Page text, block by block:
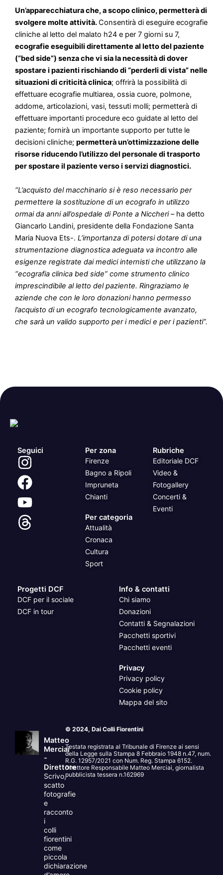
Un’apparecchiatura che, a scopo clinico, permetterà di
svolgere molte attività.Consentirà di eseguire ecografie
cliniche al letto del malato h24 e per 7 giorni su 7,
ecografie eseguibili direttamente al letto del paziente
(“bed side”) senza che vi sia la necessità di dover
spostare i pazienti rischiando di “perderli di vista” nelle
situazioni di criticità clinica; offrirà la possibilità di
effettuare ecografie multiarea, ossia cuore, polmone,
addome, articolazioni, vasi, tessuti molli; permetterà di
effettuare importanti procedure eco guidate al letto del
paziente; fornirà un importante supporto per tutte le
decisioni cliniche; permetterà un’ottimizzazione delle
risorse riducendo l’utilizzo del personale di trasporto
per spostare il paziente verso i servizi diagnostici.
“L’acquisto del macchinario si è reso necessario per
permettere la sostituzione di un ecografo in utilizzo
ormai da anni all’ospedale di Ponte a Niccheri– ha detto
Giancarlo Landini, presidente della Fondazione Santa
Maria Nuova Ets-. L’importanza di potersi dotare di una
strumentazione diagnostica adeguata va incontro alle
esigenze registrate dai medici internisti che utilizzano la
“ecografia clinica bed side” come strumento clinico
imprescindibile al letto del paziente. Ringraziamo le
aziende che con le loro donazioni hanno permesso
l’acquisto di un ecografo tecnologicamente avanzato,
che sarà un valido supporto per i medici e per i pazienti”.
Seguici Per zona
Firenze
Bagno a Ripoli
Impruneta
Chianti
Per categoria
Attualità
Cronaca
Cultura
Sport
Rubriche
Editoriale DCF
Video &
Fotogallery
Concerti &
Eventi
Progetti DCF
DCF per il sociale
DCF in tour
Info & contatti
Chi siamo
Donazioni
Contatti & Segnalazioni
Pacchetti sportivi
Pacchetti eventi
Privacy
Privacy policy
Cookie policy
Mappa del sito
Matteo
Merciai
-
Direttore
Scrivo,
scatto
fotografie
e
racconto
i
colli
fiorentini
come
piccola
dichiarazione
© 2024, Dai Colli Fiorentini
Testata registrata al Tribunale di Firenze ai sensi
della Legge sulla Stampa 8 Febbraio 1948 n.47, num.
R.G. 12957/2021 con Num. Reg. Stampa 6152.
Direttore Responsabile Matteo Merciai, giornalista
pubblicista tessera n.162969